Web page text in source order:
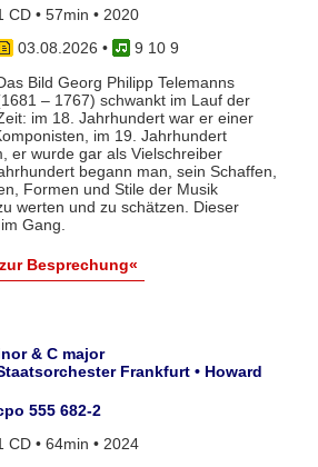
CD • 57min • 2020
03.08.2026 •
9 10 9
Bild Georg Philipp Telemanns
– 1767) schwankt im Lauf der
im 18. Jahrhundert war er einer
im 19. Jahrhundert
er wurde gar als Vielschreiber
begann man, sein Schaffen,
Formen und Stile der Musik
werten und zu schätzen. Dieser
Gang.
Besprechung«
& C major
Frankfurt • Howard
555 682-2
CD • 64min • 2024